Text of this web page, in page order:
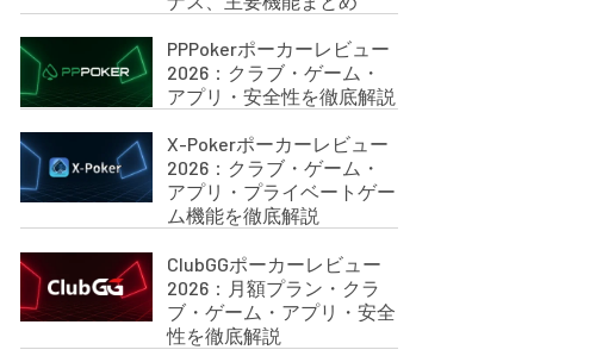
PPPokerポーカーレビュー
2026：クラブ・ゲーム・
アプリ・安全性を徹底解説
X-Pokerポーカーレビュー
2026：クラブ・ゲーム・
アプリ・プライベートゲー
ム機能を徹底解説
ClubGGポーカーレビュー
2026：月額プラン・クラ
ブ・ゲーム・アプリ・安全
性を徹底解説